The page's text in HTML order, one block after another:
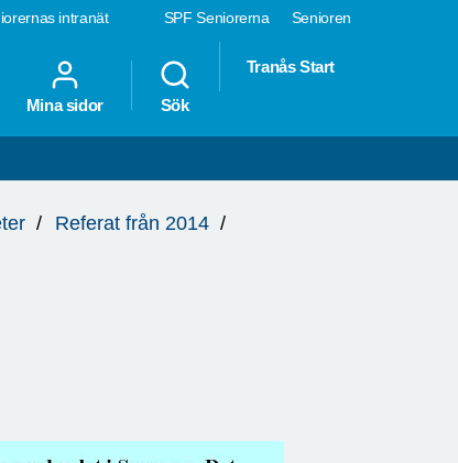
SPF Seniorerna Senioren
intranät
Mina sidor Sök
Tranås Start
Referat från 2014